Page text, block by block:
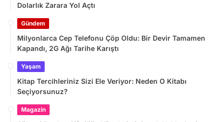
Dolarlık Zarara Yol Açtı
Gündem
Milyonlarca Cep Telefonu Çöp Oldu: Bir Devir Tamamen
Kapandı, 2G Ağı Tarihe Karıştı
Yaşam
Kitap Tercihleriniz Sizi Ele Veriyor: Neden O Kitabı
Seçiyorsunuz?
Magazin